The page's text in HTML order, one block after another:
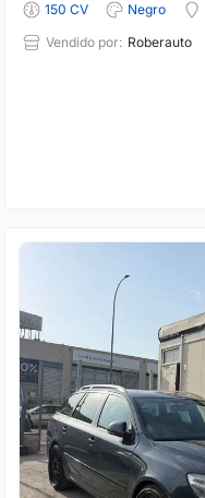
150 CV
Negro
Vendido por: Roberauto